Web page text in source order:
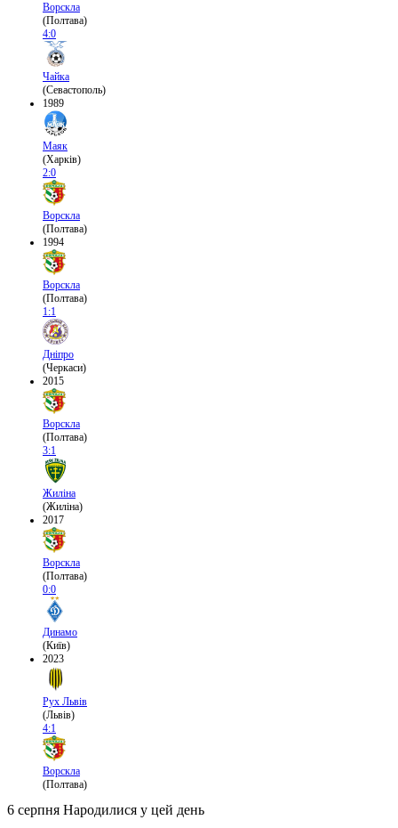
Ворскла
(Полтава)
4:0
Чайка
(Севастополь)
1989
Маяк
(Харків)
2:0
Ворскла
(Полтава)
1994
Ворскла
(Полтава)
1:1
Дніпро
(Черкаси)
2015
Ворскла
(Полтава)
3:1
Жиліна
(Жиліна)
2017
Ворскла
(Полтава)
0:0
Динамо
(Київ)
2023
Рух Львів
(Львів)
4:1
Ворскла
(Полтава)
6 серпня Народилися у цей день